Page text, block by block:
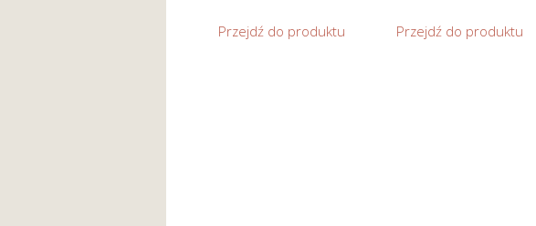
Przejdź do produktu Przejdź do produktu